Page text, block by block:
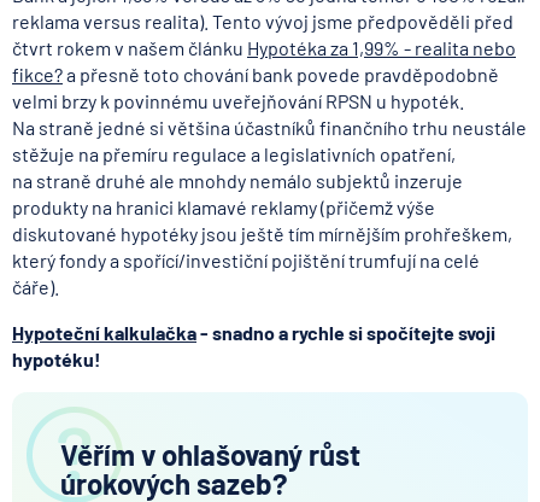
reklama versus realita). Tento vývoj jsme předpověděli před
čtvrt rokem v našem článku Hypotéka za 1,99% - realita nebo
fikce?a přesně toto chování bank povede pravděpodobně
velmi brzy k povinnému uveřejňování RPSN u hypoték.
Na straně jedné si většina účastníků finančního trhu neustále
stěžuje na přemíru regulace a legislativních opatření,
na straně druhé ale mnohdy nemálo subjektů inzeruje
produkty na hranici klamavé reklamy (přičemž výše
diskutované hypotéky jsou ještě tím mírnějším prohřeškem,
který fondy a spořící/investiční pojištění trumfují na celé
čáře).
Hypoteční kalkulačka- snadno a rychle si spočítejte svoji
hypotéku!
Věřím v ohlašovaný růst
úrokových sazeb?